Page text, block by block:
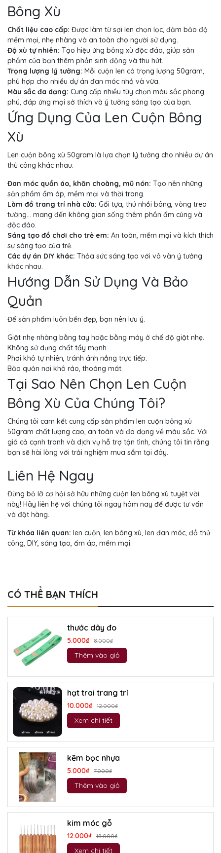
Bông Xù
Chất liệu cao cấp: Được làm từ sợi len chọn lọc, đảm bảo độ
mềm mại, nhẹ nhàng và an toàn cho người sử dụng.
Độ xù tự nhiên: Tạo hiệu ứng bông xù độc đáo, giúp sản
phẩm của bạn thêm phần sinh động và thu hút.
Trọng lượng lý tưởng: Mỗi cuộn len có trọng lượng 50gram,
phù hợp cho nhiều dự án đan móc nhỏ và vừa.
Màu sắc đa dạng: Cung cấp nhiều tùy chọn màu sắc phong
phú, đáp ứng mọi sở thích và ý tưởng sáng tạo của bạn.
Ứng Dụng Của Len Cuộn Bông
Xù
Len cuộn bông xù 50gram là lựa chọn lý tưởng cho nhiều dự án
thủ công khác nhau:
Đan móc quần áo, khăn choàng, mũ nón: Tạo nên những
sản phẩm ấm áp, mềm mại và thời trang.
Làm đồ trang trí nhà cửa: Gối tựa, thú nhồi bông, vòng treo
tường… mang đến không gian sống thêm phần ấm cúng và
độc đáo.
Sáng tạo đồ chơi cho trẻ em: An toàn, mềm mại và kích thích
sự sáng tạo của trẻ.
Các dự án DIY khác: Thỏa sức sáng tạo với vô vàn ý tưởng
khác nhau.
Hướng Dẫn Sử Dụng Và Bảo
Quản
Để sản phẩm luôn bền đẹp, bạn nên lưu ý:
Giặt nhẹ nhàng bằng tay hoặc bằng máy ở chế độ giặt nhẹ.
Không sử dụng chất tẩy mạnh.
Phơi khô tự nhiên, tránh ánh nắng trực tiếp.
Bảo quản nơi khô ráo, thoáng mát.
Tại Sao Nên Chọn Len Cuộn
Bông Xù Của Chúng Tôi?
Chúng tôi cam kết cung cấp sản phẩm len cuộn bông xù
50gram chất lượng cao, an toàn và đa dạng về màu sắc. Với
giá cả cạnh tranh và dịch vụ hỗ trợ tận tình, chúng tôi tin rằng
bạn sẽ hài lòng với trải nghiệm mua sắm tại đây.
Liên Hệ Ngay
Đừng bỏ lỡ cơ hội sở hữu những cuộn len bông xù tuyệt vời
này! Hãy liên hệ với chúng tôi ngay hôm nay để được tư vấn
và đặt hàng.
Từ khóa liên quan: len cuộn, len bông xù, len đan móc, đồ thủ
công, DIY, sáng tạo, ấm áp, mềm mại.
CÓ THỂ BẠN THÍCH
thước dây đo
5.000₫ 8.000₫
Thêm vào giỏ
hạt trai trang trí
10.000₫ 12.000₫
Xem chi tiết
kẽm bọc nhựa
5.000₫ 7.000₫
Thêm vào giỏ
kim móc gỗ
12.000₫ 18.000₫
Xem chi tiết